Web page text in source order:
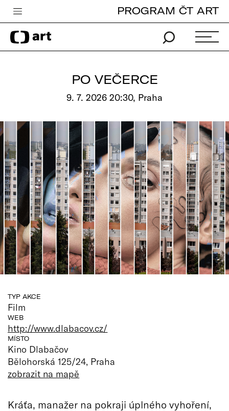
Česká televize
Zpravodajství
Pro děti
edu
Vše o ČT
PROGRAM ČT ART
PO VEČERCE
9. 7. 2026 20:30, Praha
TYP AKCE
Film
WEB
http://www.dlabacov.cz/
MÍSTO
Kino Dlabačov
Bělohorská 125/24, Praha
zobrazit na mapě
Kráťa, manažer na pokraji úplného vyhoření,